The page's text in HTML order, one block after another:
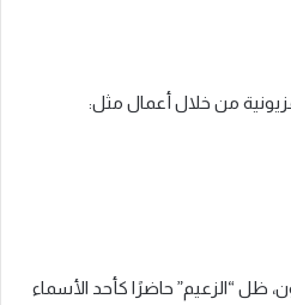
من خلال أعمال مثل:
ظل “الزعيم” حاضرًا كأحد الأسماء